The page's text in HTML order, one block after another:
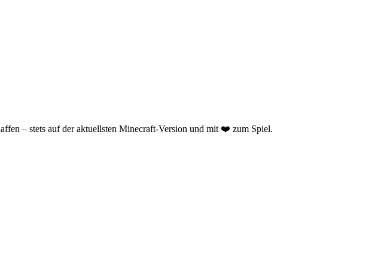
– stets auf der aktuellsten Minecraft-Version und mit ❤️ zum Spiel.